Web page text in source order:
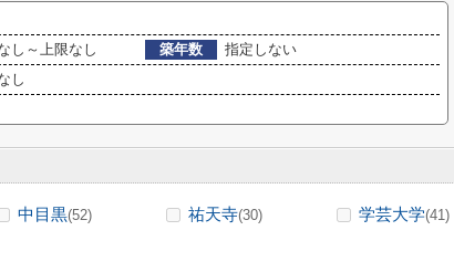
し～上限なし 築年数
指定しない
し
中目黒(52) 祐天寺(30) 学芸大学(41)